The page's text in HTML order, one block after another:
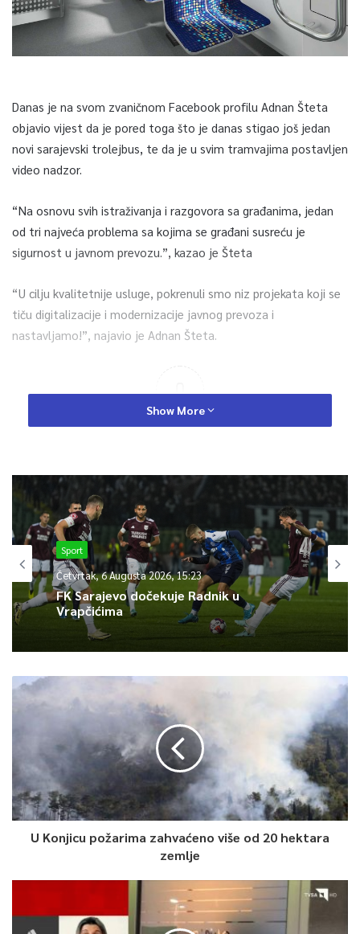
Danas je na svom zvaničnom Facebook profilu Adnan Šteta
objavio vijest da je pored toga što je danas stigao još jedan
novi sarajevski trolejbus, te da je u svim tramvajima postavljen
video nadzor.
“Na osnovu svih istraživanja i razgovora sa građanima, jedan
od tri najveća problema sa kojima se građani susreću je
sigurnost u javnom prevozu.”, kazao je Šteta
“U cilju kvalitetnije usluge, pokrenuli smo niz projekata koji se
tiču digitalizacije i modernizacije javnog prevoza i
nastavljamo!”, najavio je Adnan Šteta.
0
Article Rating
Show More
Sport
Četvrtak, 6 Augusta 2026, 15:23
FK Sarajevo dočekuje Radnik u
Vrapčićima
U Konjicu požarima zahvaćeno više od 20 hektara
zemlje